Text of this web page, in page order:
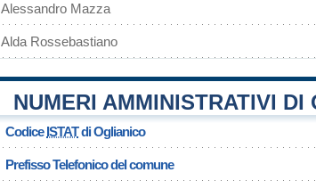
Alessandro Mazza
Alda Rossebastiano
NUMERI AMMINISTRATIVI DI
CodiceISTATdi Oglianico
Prefisso Telefonico del comune